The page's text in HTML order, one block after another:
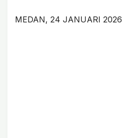
MEDAN, 24 JANUARI 2026